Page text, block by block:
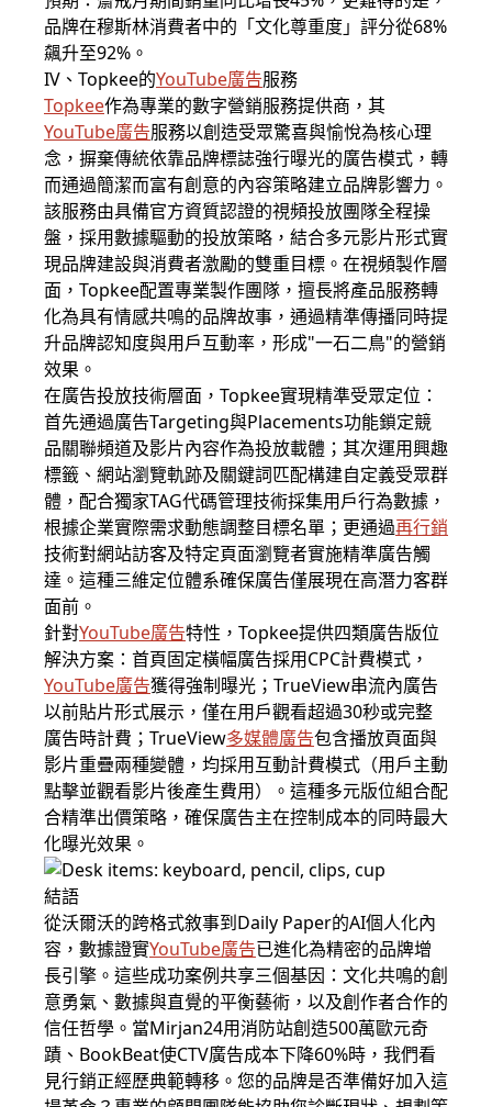
品牌在穆斯林消費者中的「文化尊重度」評分從68%
飆升至92%。
IV、Topkee的YouTube廣告服務
Topkee作為專業的數字營銷服務提供商，其
YouTube廣告服務以創造受眾驚喜與愉悅為核心理
念，摒棄傳統依靠品牌標誌強行曝光的廣告模式，轉
而通過簡潔而富有創意的內容策略建立品牌影響力。
該服務由具備官方資質認證的視頻投放團隊全程操
盤，採用數據驅動的投放策略，結合多元影片形式實
現品牌建設與消費者激勵的雙重目標。在視頻製作層
面，Topkee配置專業製作團隊，擅長將產品服務轉
化為具有情感共鳴的品牌故事，通過精準傳播同時提
升品牌認知度與用戶互動率，形成"一石二鳥"的營銷
效果。
在廣告投放技術層面，Topkee實現精準受眾定位：
首先通過廣告Targeting與Placements功能鎖定競
品關聯頻道及影片內容作為投放載體；其次運用興趣
標籤、網站瀏覽軌跡及關鍵詞匹配構建自定義受眾群
體，配合獨家TAG代碼管理技術採集用戶行為數據，
根據企業實際需求動態調整目標名單；更通過再行銷
技術對網站訪客及特定頁面瀏覽者實施精準廣告觸
達。這種三維定位體系確保廣告僅展現在高潛力客群
面前。
針對YouTube廣告特性，Topkee提供四類廣告版位
解決方案：首頁固定橫幅廣告採用CPC計費模式，
YouTube廣告獲得強制曝光；TrueView串流內廣告
以前貼片形式展示，僅在用戶觀看超過30秒或完整
廣告時計費；TrueView多媒體廣告包含播放頁面與
影片重疊兩種變體，均採用互動計費模式（用戶主動
點擊並觀看影片後產生費用）。這種多元版位組合配
合精準出價策略，確保廣告主在控制成本的同時最大
化曝光效果。
結語
從沃爾沃的跨格式敘事到Daily Paper的AI個人化內
容，數據證實YouTube廣告已進化為精密的品牌增
長引擎。這些成功案例共享三個基因：文化共鳴的創
意勇氣、數據與直覺的平衡藝術，以及創作者合作的
信任哲學。當Mirjan24用消防站創造500萬歐元奇
蹟、BookBeat使CTV廣告成本下降60%時，我們看
見行銷正經歷典範轉移。您的品牌是否準備好加入這